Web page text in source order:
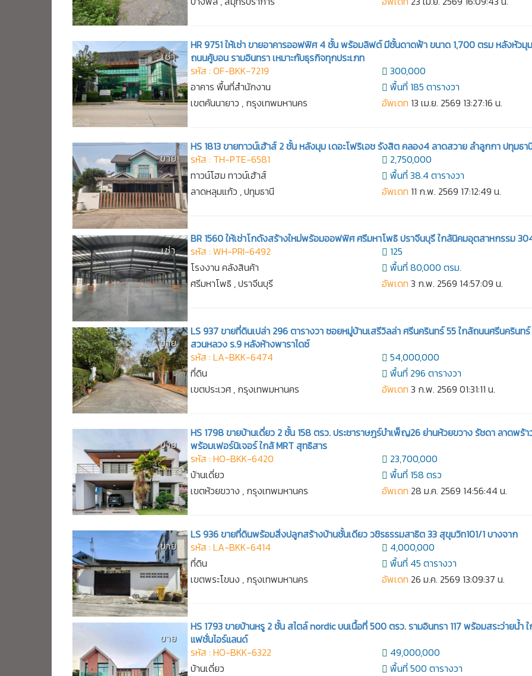
เช่า
HR 9751 ให้เช่า ขายอาคารออฟฟิศ 4 ชั้น พร้อมลิฟต์ มีชั้นดาดฟ้า ขนาด 1,700 ตรม หลังหัวมุ
ถนนคู้บอน รามอินทรา เหมาะกับธุรกิจทุกประเภท
รหัส : OF-BKK-7219
อาคาร พื้นที่สำนักงาน
เขตคันนายาว , กรุงเทพมหานคร
300,000
พื้นที่ 185 ตารางวา
อัพเดท 13 เม.ย. 2569 13:27:16 น.
ขาย
HS 1813 ขายทาวน์เฮ้าส์ 2 ชั้น หลังมุม เดอะโฟริเอช รังสิต คลอง4 ลาดสวาย ลำลูกกา ปทุมธา
รหัส : TH-PTE-6581
ทาวน์โฮม ทาวน์เฮ้าส์
ลาดหลุมแก้ว , ปทุมธานี
2,750,000
พื้นที่ 38.4 ตารางวา
อัพเดท 11 ก.พ. 2569 17:12:49 น.
เช่า
BR 1560 ให้เช่าโกดังสร้างใหม่พร้อมออฟฟิศ ศรีมหาโพธิ ปราจีนบุรี ใกล้นิคมอุตสาหกรรม
รหัส : WH-PRI-6492
โรงงาน คลังสินค้า
ศรีมหาโพธิ , ปราจีนบุรี
125
พื้นที่ 80,000 ตรม.
อัพเดท 3 ก.พ. 2569 14:57:09 น.
ขาย
LS 937 ขายที่ดินเปล่า 296 ตารางวา ซอยหมู่บ้านเสรีวิลล่า ศรีนครินทร์ 55 ใกล้ถนนศรีนครินทร์
สวนหลวง ร.9 หลังห้างพาราไดซ์
รหัส : LA-BKK-6474
ที่ดิน
เขตประเวศ , กรุงเทพมหานคร
54,000,000
พื้นที่ 296 ตารางวา
อัพเดท 3 ก.พ. 2569 01:31:11 น.
ขาย
HS 1798 ขายบ้านเดี่ยว 2 ชั้น 158 ตรว. ประชาราษฎร์บำเพ็ญ26 ย่านห้วยขวาง รัชดา ลาดพร้า
พร้อมเฟอร์นิเจอร์ ใกล้ MRT สุทธิสาร
รหัส : HO-BKK-6420
บ้านเดี่ยว
เขตห้วยขวาง , กรุงเทพมหานคร
23,700,000
พื้นที่ 158 ตรว
อัพเดท 28 ม.ค. 2569 14:56:44 น.
ขาย
LS 936 ขายที่ดินพร้อมสิ่งปลูกสร้างบ้านชั้นเดียว วชิรธรรมสาธิต 33 สุขุมวิท101/1 บางจาก
รหัส : LA-BKK-6414
ที่ดิน
เขตพระโขนง , กรุงเทพมหานคร
4,000,000
พื้นที่ 45 ตารางวา
อัพเดท 26 ม.ค. 2569 13:09:37 น.
ขาย
HS 1793 ขายบ้านหรู 2 ชั้น สไตล์ nordic บนเนื้อที่ 500 ตรว. รามอินทรา 117 พร้อมสระว่ายน้ำ
แฟชั่นไอร์แลนด์
รหัส : HO-BKK-6322
บ้านเดี่ยว
49,000,000
พื้นที่ 500 ตารางวา